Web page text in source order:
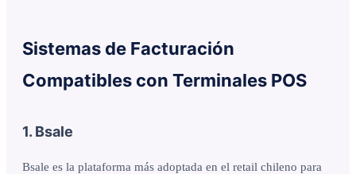
Sistemas de Facturación
Compatibles con Terminales POS
1. Bsale
Bsale es la plataforma más adoptada en el retail chileno para